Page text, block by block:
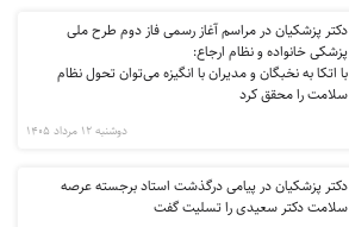
دکتر پزشکیان در مراسم آغاز رسمی فاز دوم طرح ملی
پزشکی خانواده و نظام ارجاع:
با اتکا به نخبگان و مدیران با انگیزه می‌توان تحول نظام
سلامت را محقق کرد
دوشنبه 12 مرداد 1405
دکتر پزشکیان در پیامی درگذشت استاد برجسته عرصه
سلامت دکتر سعیدی را تسلیت گفت